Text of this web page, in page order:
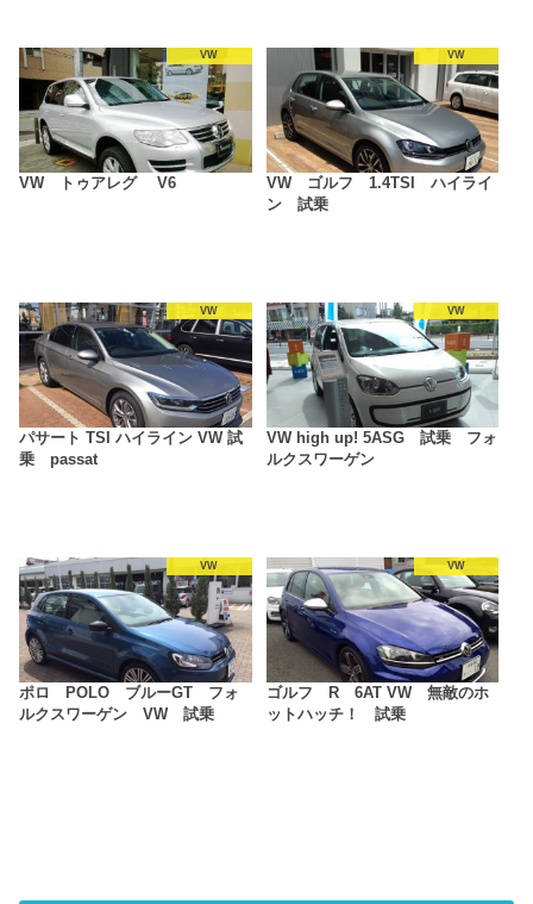
VW
VW トゥアレグ V6
VW
VW ゴルフ 1.4TSI ハイライ
ン 試乗
VW
パサート TSI ハイライン VW 試
乗 passat
VW
VW high up! 5ASG 試乗 フォ
ルクスワーゲン
VW
ポロ POLO ブルーGT フォ
ルクスワーゲン VW 試乗
VW
ゴルフ R 6AT VW 無敵のホ
ットハッチ！ 試乗